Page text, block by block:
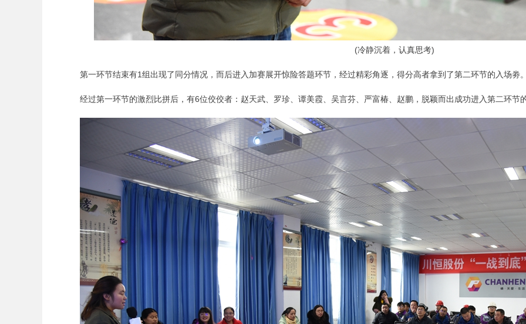
(冷静沉着，认真思考)
第一环节结束有1组出现了同分情况，而后进入加赛展开惊险答题环节，经过精彩角逐，得分高者拿到了第二环节的入场劵
经过第一环节的激烈比拼后，有6位佼佼者：赵天武、罗珍、谭美霞、吴言芬、严富椿、赵鹏，脱颖而出成功进入第二环节